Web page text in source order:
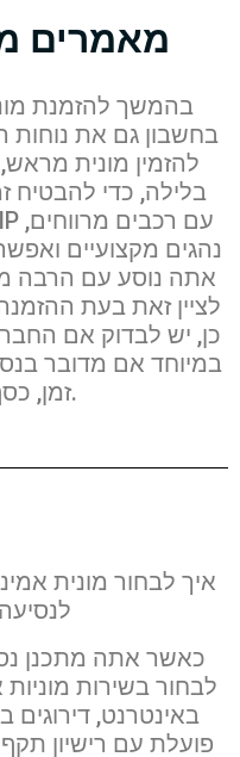
מאמרים
בהמשך להזמנת
בחשבון גם את נוחות
להזמין מונית
בלילה, כדי להבטיח
נהגים מקצועיים
אתה נוסע עם הרבה
לציין זאת בעת
כן, יש לבדוק אם
במיוחד אם מדובר
זמן, כסף ולחץ מיותר.
כאשר אתה מתכנן
לבחור בשירות
באינטרנט, דירוגים
פועלת עם רישיון